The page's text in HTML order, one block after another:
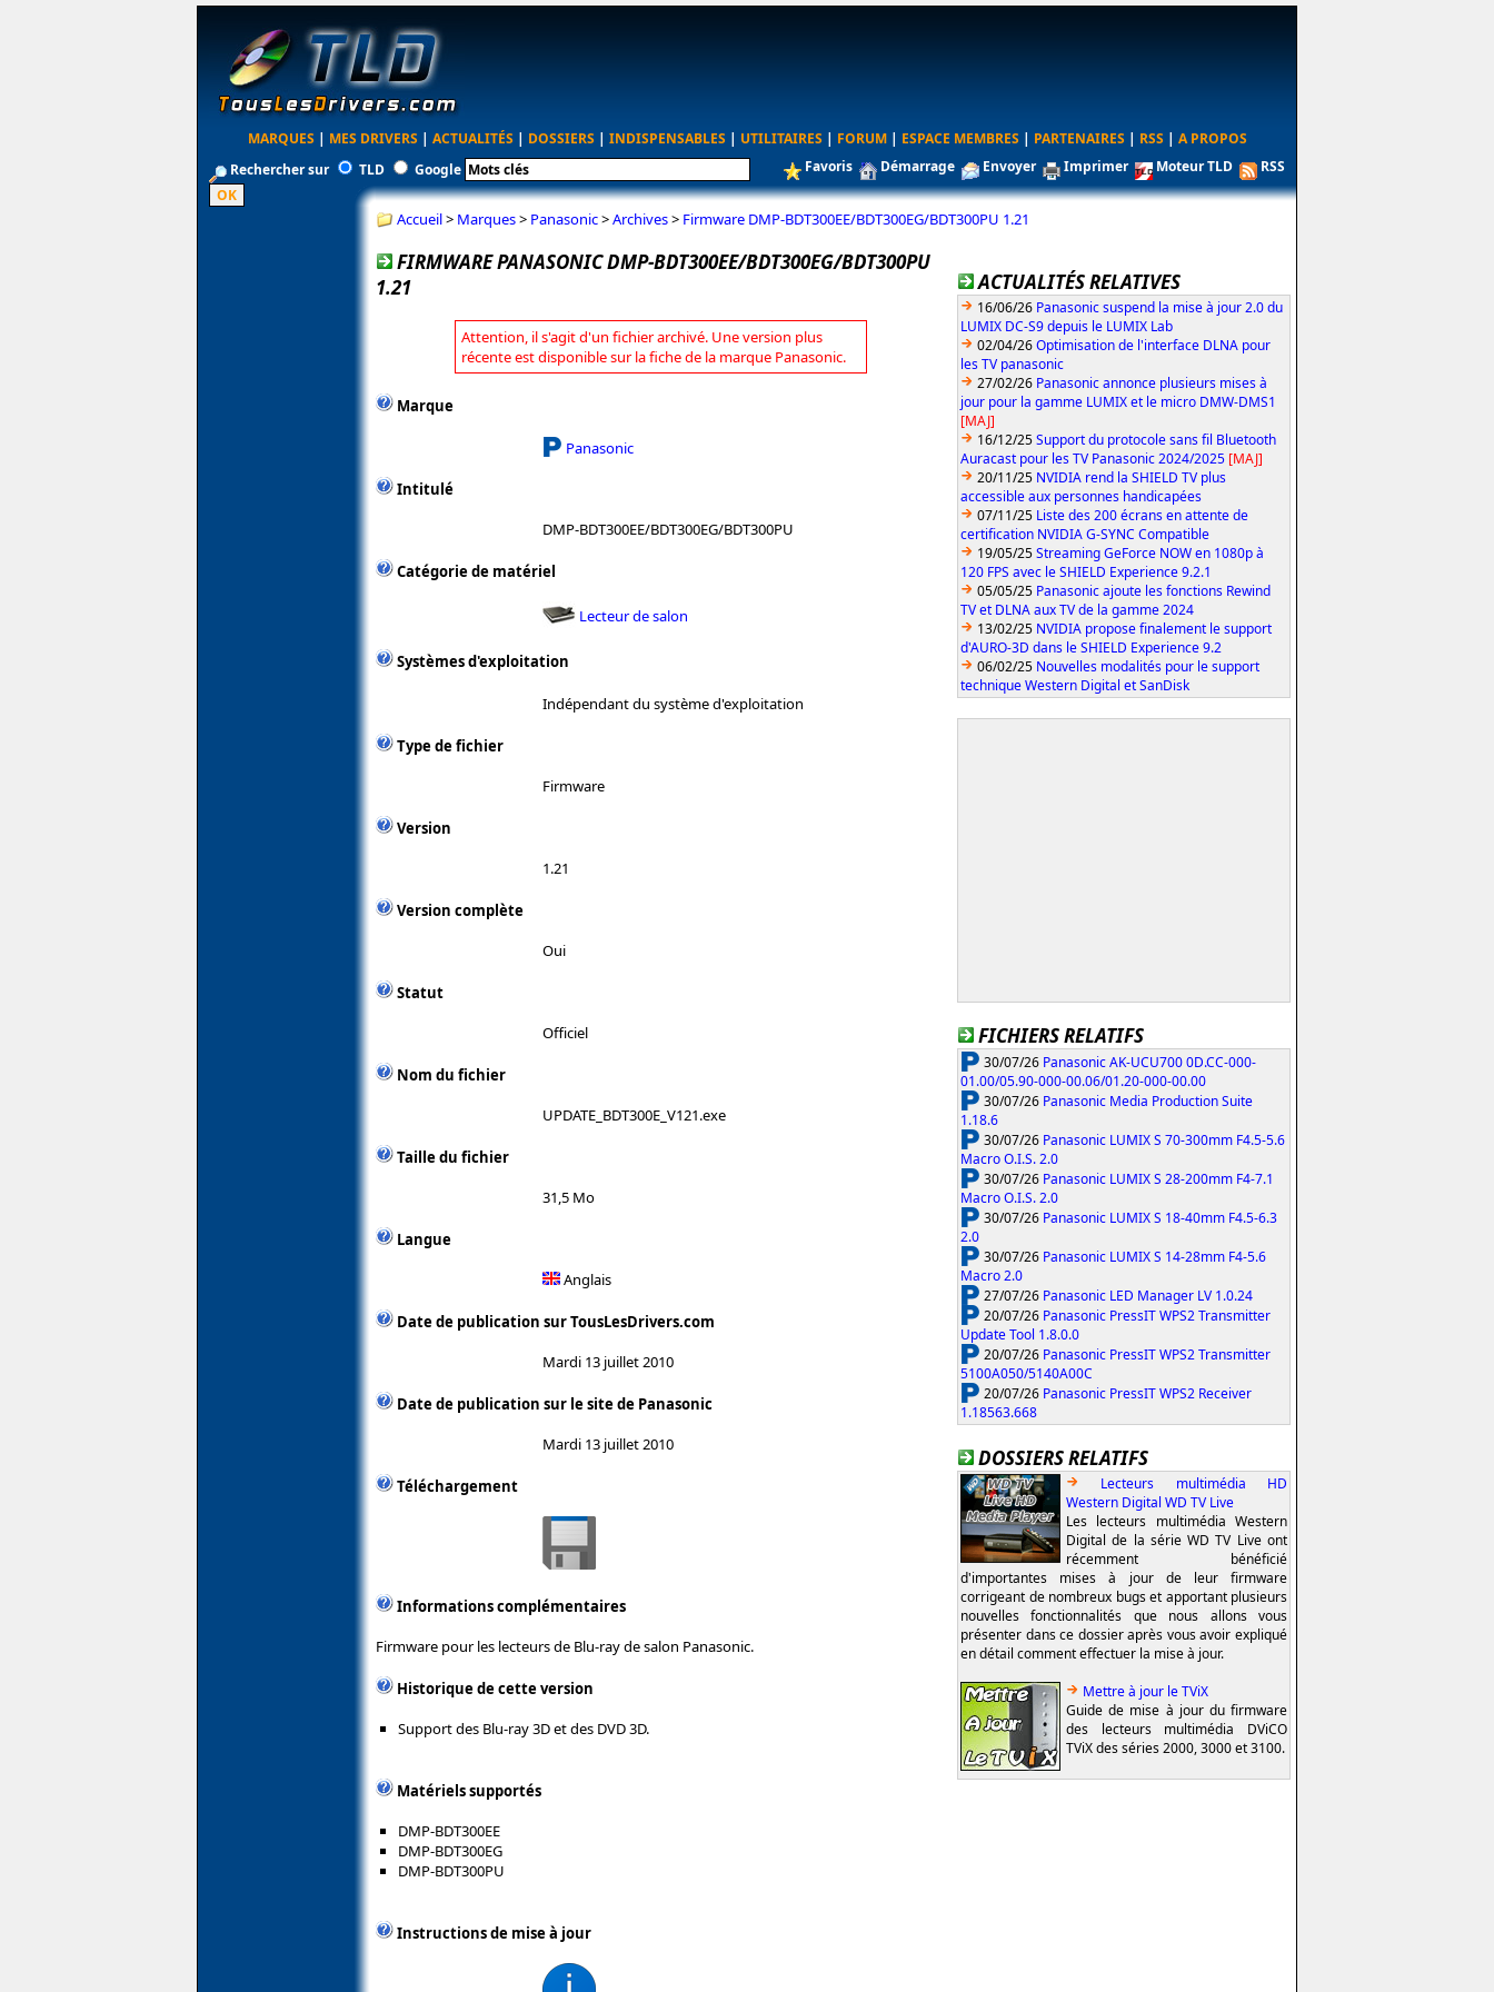
MARQUES | MES DRIVERS | ACTUALITÉS | DOSSIERS | INDISPENSABLES | UTILITAIRES | FORUM | ESPACE MEMBRES | PARTENAIRES | RSS | A PROPOS
Rechercher sur
TLD Google Favoris Démarrage Envoyer Imprimer Moteur TLD RSS
Accueil> Marques> Panasonic>Archives> Firmware DMP-BDT300EE/BDT300EG/BDT300PU 1.21
FIRMWARE PANASONIC DMP-BDT300EE/BDT300EG/BDT300PU
1.21
Attention, il s'agit d'un fichier archivé. Une version plus
récente est disponible sur la fiche de la marque Panasonic.
Marque
Panasonic
Intitulé
DMP-BDT300EE/BDT300EG/BDT300PU
Catégorie de matériel
Lecteur de salon
Systèmes d'exploitation
Indépendant du système d'exploitation
Type de fichier
Firmware
Version
1.21
Version complète
Oui
Statut
Officiel
Nom du fichier
UPDATE_BDT300E_V121.exe
Taille du fichier
31,5 Mo
Langue
Anglais
Date de publication sur TousLesDrivers.com
Mardi 13 juillet 2010
Date de publication sur le site de Panasonic
Mardi 13 juillet 2010
Téléchargement
Informations complémentaires
Firmware pour les lecteurs de Blu-ray de salon Panasonic.
Historique de cette version
Support des Blu-ray 3D et des DVD 3D.
Matériels supportés
DMP-BDT300EE
DMP-BDT300EG
DMP-BDT300PU
Instructions de mise à jour
ACTUALITÉS RELATIVES
16/06/26 Panasonic suspend la mise à jour 2.0 du
LUMIX DC-S9 depuis le LUMIX Lab
02/04/26Optimisation de l'interface DLNA pour
les TV panasonic
27/02/26 Panasonic annonce plusieurs mises à
jour pour la gamme LUMIX et le micro DMW-DMS1
[MAJ]
16/12/25Support du protocole sans fil Bluetooth
Auracast pour les TV Panasonic 2024/2025 [MAJ]
20/11/25 NVIDIA rend la SHIELD TV plus
accessible aux personnes handicapées
07/11/25 Liste des 200 écrans en attente de
certification NVIDIA G-SYNC Compatible
19/05/25Streaming GeForce NOW en 1080p à
120 FPS avec le SHIELD Experience 9.2.1
05/05/25 Panasonic ajoute les fonctions Rewind
TV et DLNA aux TV de la gamme 2024
13/02/25 NVIDIA propose finalement le support
d'AURO-3D dans le SHIELD Experience 9.2
06/02/25 Nouvelles modalités pour le support
technique Western Digital et SanDisk
FICHIERS RELATIFS
30/07/26 Panasonic AK-UCU700 0D.CC-000-
01.00/05.90-000-00.06/01.20-000-00.00
30/07/26 Panasonic Media Production Suite
1.18.6
30/07/26 Panasonic LUMIX S 70-300mm F4.5-5.6
Macro O.I.S. 2.0
30/07/26 Panasonic LUMIX S 28-200mm F4-7.1
Macro O.I.S. 2.0
30/07/26 Panasonic LUMIX S 18-40mm F4.5-6.3
2.0
30/07/26 Panasonic LUMIX S 14-28mm F4-5.6
Macro 2.0
27/07/26 Panasonic LED Manager LV 1.0.24
20/07/26 Panasonic PressIT WPS2 Transmitter
Update Tool 1.8.0.0
20/07/26 Panasonic PressIT WPS2 Transmitter
5100A050/5140A00C
20/07/26 Panasonic PressIT WPS2 Receiver
1.18563.668
DOSSIERS RELATIFS
Lecteurs multimédia HD
Western Digital WD TV Live
Les lecteurs multimédia Western
Digital de la série WD TV Live ont
récemment bénéficié
d'importantes mises à jour de leur firmware
corrigeant de nombreux bugs et apportant plusieurs
nouvelles fonctionnalités que nous allons vous
présenter dans ce dossier après vous avoir expliqué
en détail comment effectuer la mise à jour.
Mettre à jour le TViX
Guide de mise à jour du firmware
des lecteurs multimédia DViCO
TViX des séries 2000, 3000 et 3100.